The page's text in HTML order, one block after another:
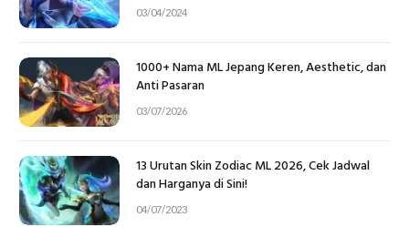
03/04/2024
1000+ Nama ML Jepang Keren, Aesthetic, dan
Anti Pasaran
03/07/2026
13 Urutan Skin Zodiac ML 2026, Cek Jadwal
dan Harganya di Sini!
04/07/2023